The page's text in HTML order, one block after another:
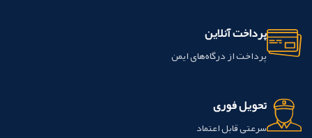
پرداخت آنلاین
پرداخت از درگاه‌های ایمن
تحویل فوری
سرعتی قابل اعتماد